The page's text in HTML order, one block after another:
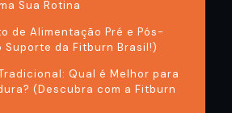
Sua Rotina
de Alimentação Pré e Pós-
Suporte da Fitburn Brasil!)
Qual é Melhor para
(Descubra com a Fitburn